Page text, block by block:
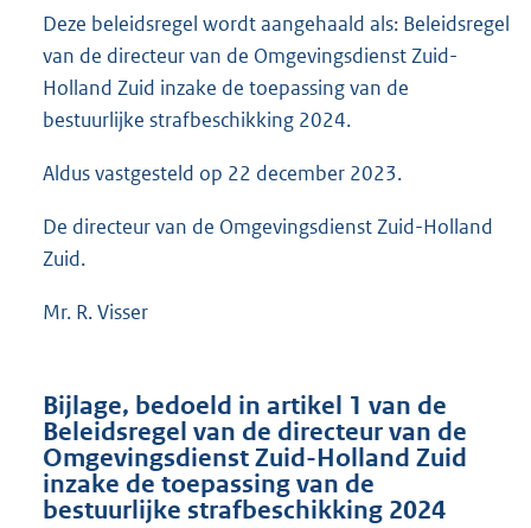
Deze beleidsregel wordt aangehaald als: Beleidsregel
van de directeur van de Omgevingsdienst Zuid-
Holland Zuid inzake de toepassing van de
bestuurlijke strafbeschikking 2024.
Aldus vastgesteld op 22 december 2023.
De directeur van de Omgevingsdienst Zuid-Holland
Zuid.
Mr. R. Visser
Bijlage, bedoeld in artikel 1 van de
Beleidsregel van de directeur van de
Omgevingsdienst Zuid-Holland Zuid
inzake de toepassing van de
bestuurlijke strafbeschikking 2024